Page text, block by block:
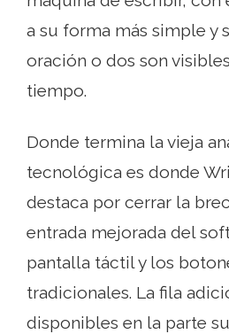
a su forma más simple y
oración o dos son
tiempo.
Donde termina la vieja
tecnológica es donde
destaca por cerrar la
entrada mejorada del
pantalla táctil y los
tradicionales. La fila
disponibles en la parte